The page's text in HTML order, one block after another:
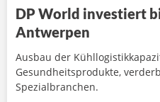
DP World investiert
Antwerpen
Ausbau der
Gesundheitsprodukte,
Spezialbranchen.